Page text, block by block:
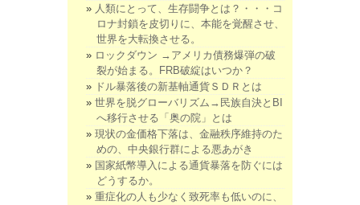
人類にとって、生存闘争とは？・・・コ
ロナ封鎖を皮切りに、本能を覚醒させ、
世界を大転換させる。
ロックダウン →アメリカ債務爆弾の破
裂が始まる。FRB破綻はいつか？
ドル暴落後の新基軸通貨ＳＤＲとは
世界を脱グローバリズム→民族自決とBI
へ移行させる「奥の院」とは
現状の金価格下落は、金融秩序維持のた
めの、中央銀行群による悪あがき
国家紙幣導入による通貨暴落を防ぐには
どうするか。
重症化の人も少なく致死率も低いのに、